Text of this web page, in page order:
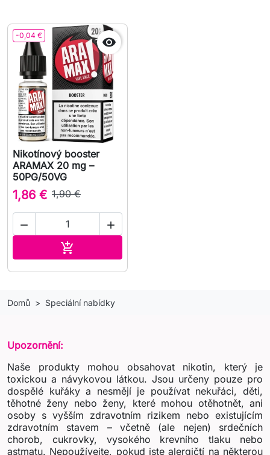
-0,04 € 
Nikotínový booster
ARAMAX 20 mg –
50PG/50VG
1,86 € 1,90 €
 

Domů Speciální nabídky
Upozornění:
Naše produkty mohou obsahovat nikotin, který je
toxickou a návykovou látkou. Jsou určeny pouze pro
dospělé kuřáky a nesmějí je používat nekuřáci, děti,
těhotné ženy nebo ženy, které mohou otěhotnět, ani
osoby s vyšším zdravotním rizikem nebo existujícím
zdravotním stavem – včetně (ale nejen) srdečních
chorob, cukrovky, vysokého krevního tlaku nebo
astmatu. Nepoužívejte, pokud jste alergičtí na některou